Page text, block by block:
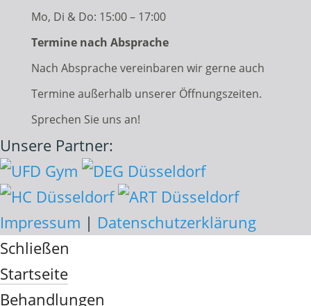
Mo, Di & Do: 15:00 – 17:00
Termine nach Absprache
Nach Absprache vereinbaren wir gerne auch
Termine außerhalb unserer Öffnungszeiten.
Sprechen Sie uns an!
Unsere Partner:
Impressum | Datenschutzerklärung
Schließen
Startseite
Behandlungen